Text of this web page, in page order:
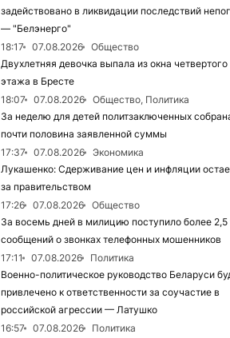
задействовано в ликвидации последствий
— "Белэнерго"
18:17
07.08.2026
Общество
Двухлетняя девочка выпала из окна четвертого
этажа в Бресте
18:07
07.08.2026
Общество, Политика
За неделю для детей политзаключенных
почти половина заявленной суммы
17:37
07.08.2026
Экономика
Лукашенко: Сдерживание цен и инфляции
за правительством
17:26
07.08.2026
Общество
За восемь дней в милицию поступило более 2,5
сообщений о звонках телефонных мошенников
17:11
07.08.2026
Политика
Военно-политическое руководство Беларуси
привлечено к ответственности за соучастие в
российской агрессии — Латушко
16:57
07.08.2026
Политика